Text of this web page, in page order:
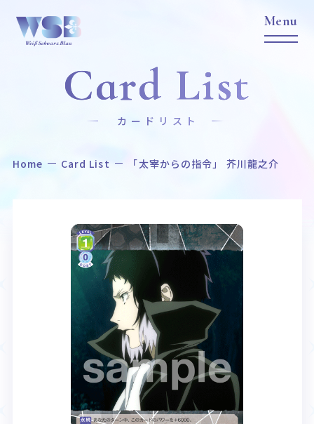
Home News
作品タイトル 商品情報
Event Card List
カードリスト
Rule / Q&A
ルール/Q&A
Deck Recipe
デッキレシピ
Card List
カードリスト
Home Card List 「太宰からの指令」 芥川龍之介